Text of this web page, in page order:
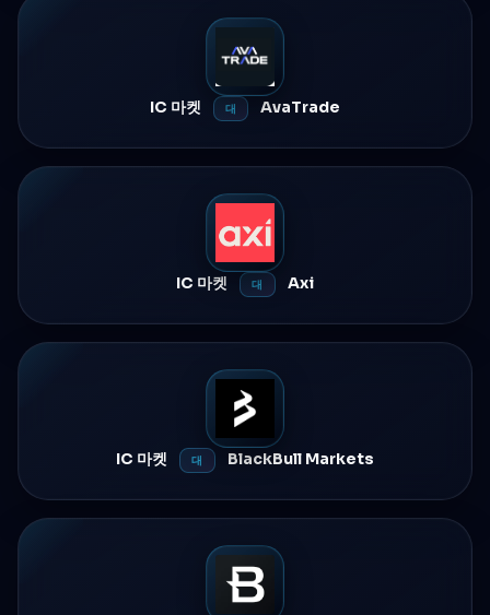
IC 마켓 대 AvaTrade
IC 마켓 대 Axi
IC 마켓 대 BlackBull Markets